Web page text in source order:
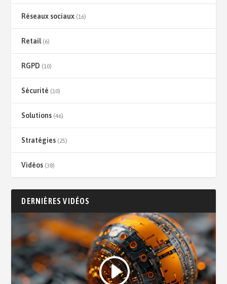
Réseaux sociaux (16)
Retail(6)
RGPD (10)
Sécurité (10)
Solutions (46)
Stratégies (25)
Vidéos (38)
DERNIÈRES VIDÉOS